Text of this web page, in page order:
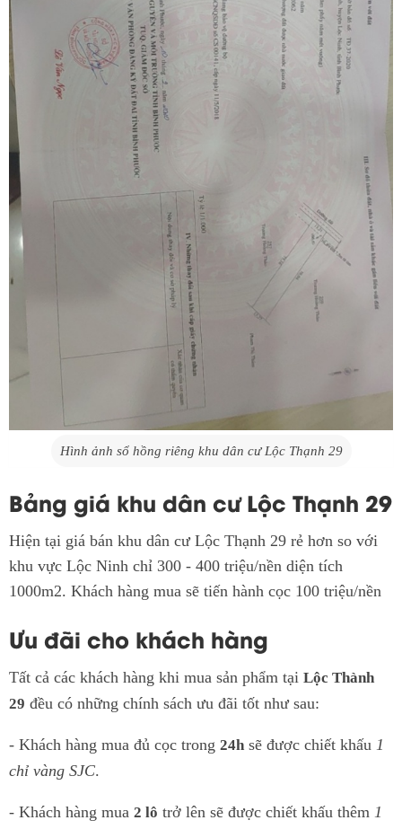
Hình ảnh sổ hồng riêng khu dân cư Lộc Thạnh 29
Bảng giá khu dân cư Lộc Thạnh 29
Hiện tại giá bán khu dân cư Lộc Thạnh 29 rẻ hơn so với
khu vực Lộc Ninh chỉ 300 - 400 triệu/nền diện tích
1000m2. Khách hàng mua sẽ tiến hành cọc 100 triệu/nền
Ưu đãi cho khách hàng
Tất cả các khách hàng khi mua sản phẩm tại Lộc Thành
29 đều có những chính sách ưu đãi tốt như sau:
- Khách hàng mua đủ cọc trong 24h sẽ được chiết khấu 1
chỉ vàng SJC.
- Khách hàng mua 2 lô trở lên sẽ được chiết khấu thêm 1